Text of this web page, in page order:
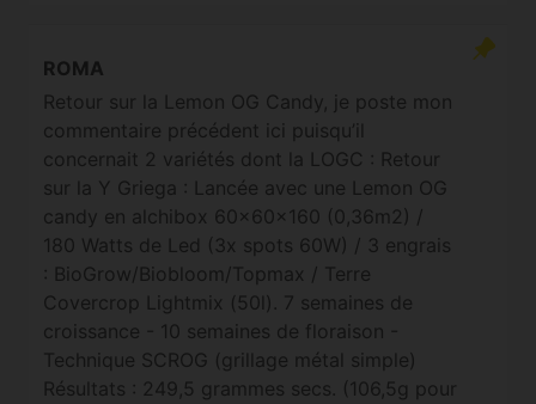
ROMA
Retour sur la Lemon OG Candy, je poste mon
commentaire précédent ici puisqu’il
concernait 2 variétés dont la LOGC : Retour
sur la Y Griega : Lancée avec une Lemon OG
candy en alchibox 60x60x160 (0,36m2) /
180 Watts de Led (3x spots 60W) / 3 engrais
: BioGrow/Biobloom/Topmax / Terre
Covercrop Lightmix (50l). 7 semaines de
croissance - 10 semaines de floraison -
Technique SCROG (grillage métal simple)
Résultats : 249,5 grammes secs. (106,5g pour